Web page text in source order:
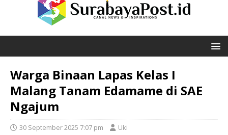
Warga Binaan Lapas Kelas I
Malang Tanam Edamame di SAE
Ngajum
30 September 2025 7:07 pm Uki